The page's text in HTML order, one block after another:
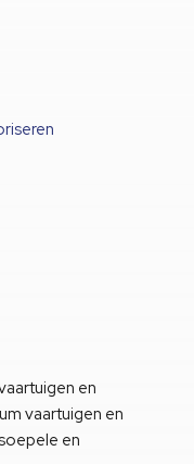
en
vaartuigen en
en